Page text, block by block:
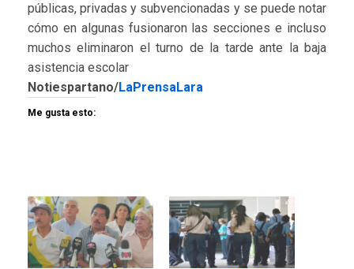
públicas, privadas y subvencionadas y se puede notar
cómo en algunas fusionaron las secciones e incluso
muchos eliminaron el turno de la tarde ante la baja
asistencia escolar
Notiespartano/LaPrensaLara
Me gusta esto: